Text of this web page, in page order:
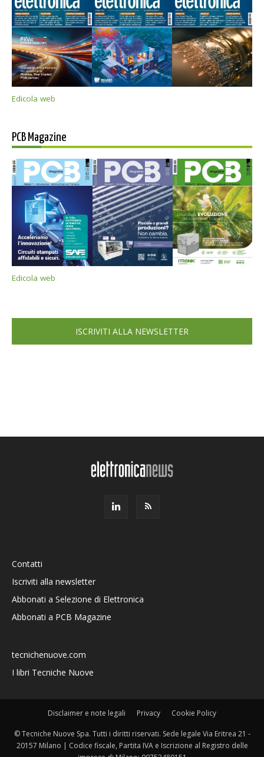
Edicola web
PCB Magazine
Edicola web
ISCRIVITI ALLA NEWSLETTER
Contatti
Iscriviti alla newsletter
Abbonati a Selezione di Elettronica
Abbonati a PCB Magazine
tecnichenuove.com
I libri Tecniche Nuove
Disclaimer e note legali Privacy Cookie Policy
© Tecniche Nuove Spa. Tutti i diritti riservati. Sede legale Via Eritrea 21 -
20157 Milano | Codice fiscale, Partita IVA e Iscrizione al Registro delle